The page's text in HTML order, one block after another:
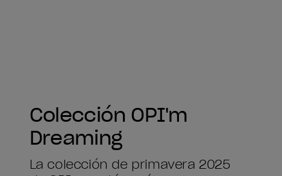
Colección OPI'm
Dreaming
La colección de primavera 2025